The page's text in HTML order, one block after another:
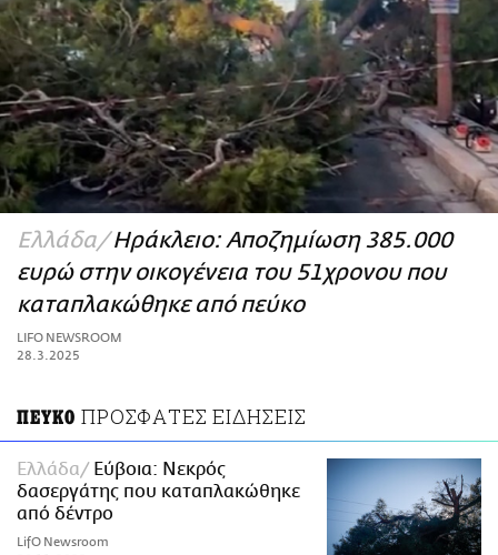
NEWSLETTER
ΜΙΚΡΟΠΡΑΓΜΑΤΑ
THE GOOD LIFO
LIFOLAND
CITY GUIDE
ΑΜΠΑ
PRINT
Ελλάδα Ηράκλειο: Αποζημίωση 385.000
ευρώ στην οικογένεια του 51χρονου που
καταπλακώθηκε από πεύκο
LIFO NEWSROOM
28.3.2025
ΠΕΥΚΟ ΠΡΟΣΦΑΤΕΣ ΕΙΔΗΣΕΙΣ
Ελλάδα
Εύβοια: Νεκρός
δασεργάτης που καταπλακώθηκε
από δέντρο
LifO Newsroom